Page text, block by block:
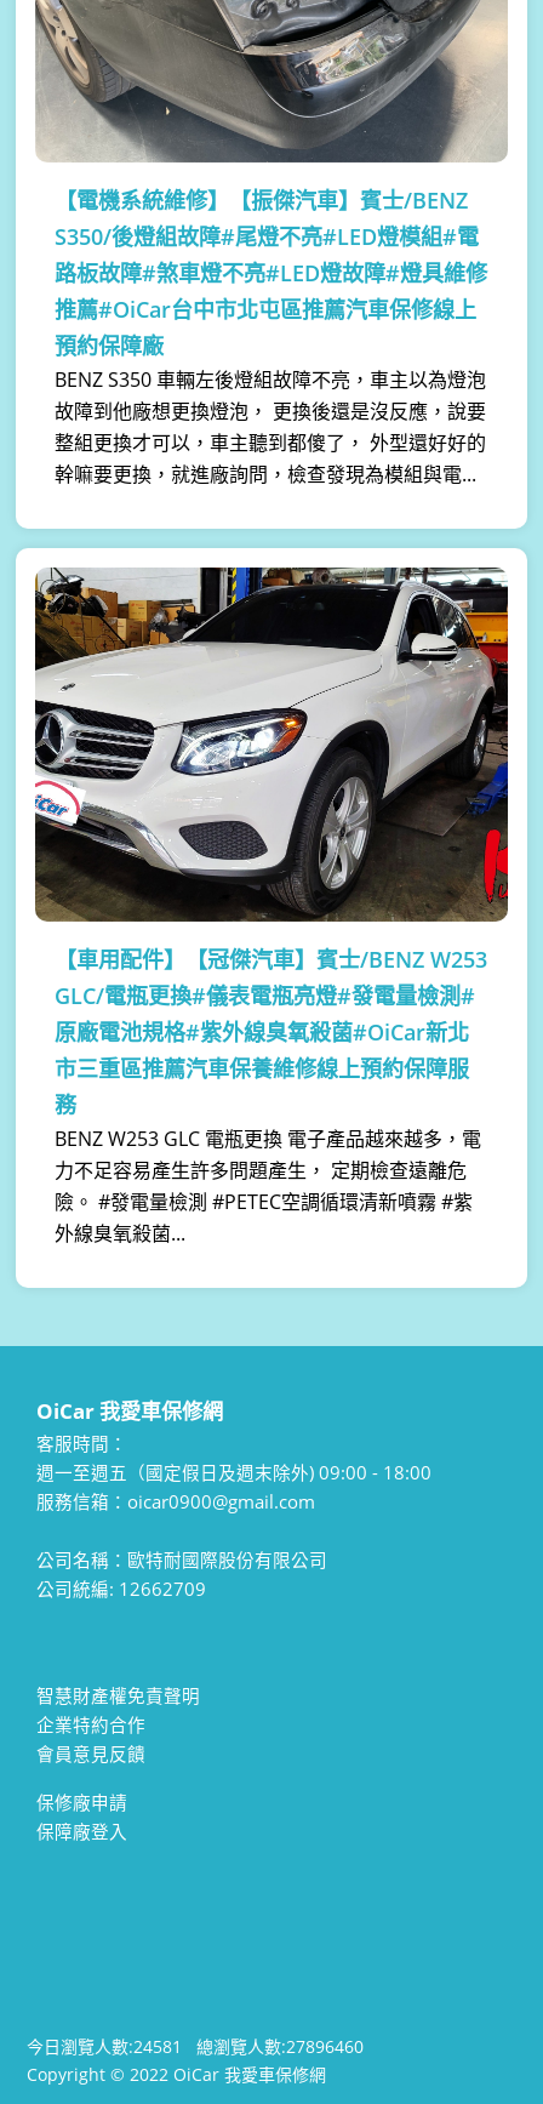
【電機系統維修】
【振傑汽車】賓士/BENZ
S350/後燈組故障#尾燈不亮#LED燈模組#電
路板故障#煞車燈不亮#LED燈故障#燈具維修
推薦#OiCar台中市北屯區推薦汽車保修線上
預約保障廠
BENZ S350 車輛左後燈組故障不亮，車主以為燈泡
故障到他廠想更換燈泡， 更換後還是沒反應，說要
整組更換才可以，車主聽到都傻了， 外型還好好的
幹嘛要更換，就進廠詢問，檢查發現為模組與電...
【車用配件】
【冠傑汽車】賓士/BENZ W253
GLC/電瓶更換#儀表電瓶亮燈#發電量檢測#
原廠電池規格#紫外線臭氧殺菌#OiCar新北
市三重區推薦汽車保養維修線上預約保障服
務
BENZ W253 GLC 電瓶更換 電子產品越來越多，電
力不足容易產生許多問題產生， 定期檢查遠離危
險。 #發電量檢測 #PETEC空調循環清新噴霧 #紫
外線臭氧殺菌...
OiCar 我愛車保修網
客服時間：
週一至週五（國定假日及週末除外) 09:00 - 18:00
服務信箱：oicar0900@gmail.com
公司名稱：歐特耐國際股份有限公司
公司統編: 12662709
智慧財產權免責聲明
企業特約合作
會員意見反饋
保修廠申請
保障廠登入
今日瀏覽人數:24581總瀏覽人數:27896460
Copyright © 2022 OiCar 我愛車保修網